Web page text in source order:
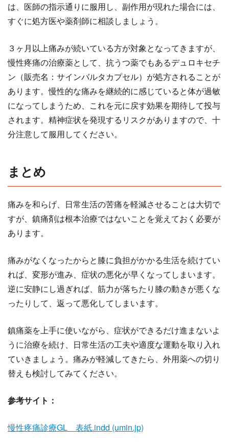
は、医師の指示通りに服用し、副作用が現れた場合には、
すぐに処方医や薬剤師に相談しましょう。
３ヶ月以上痛みが続いている方が対象となってきますが、
慢性疼痛の治療薬として、抗うつ薬でもあるデュロキセチ
ン（販売名：サインバルタカプセル）が処方されることが
あります。慢性的な痛みを継続的に感じていると体が過敏
になってしまうため、これを元に戻す効果を期待して投与
されます。精神症状を発現するリスクがありますので、十
分注意して服用してください。
まとめ
痛みを和らげ、日常生活の苦痛を軽減させることは大切で
すが、鎮痛剤は根本治療ではないことを覚えておく必要が
あります。
痛みがなくなったからと膝に負担がかかる生活を続けてい
れば、変形が進み、症状の悪化が早くなってしまいます。
逆に安静にし過ぎれば、筋力が落ちたり膝の動きが悪くな
ったりして、返って悪化してしまいます。
鎮痛薬を上手に使いながら、症状ができるだけ進まないよ
うに治療を続け、日常生活の工夫や適度な運動を取り入れ
ていきましょう。痛みが軽減してきたら、外用薬への切り
替えも検討してみてください。
参考サイト：
慢性疼痛診療GL 表紙.indd (umin.jp)